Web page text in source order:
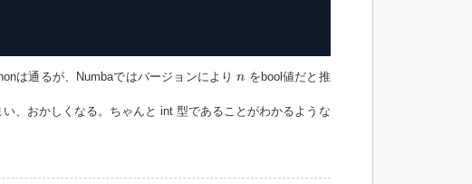
は通るが、Numbaではバージョンによりn
n をbool値だと推
い、おかしくなる。ちゃんと int 型であることがわかるような